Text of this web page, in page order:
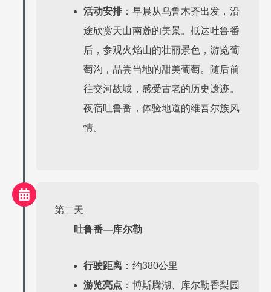
活动安排：早晨从乌鲁木齐出发，沿
途欣赏天山南麓的美景。抵达吐鲁番
后，参观火焰山的壮丽景色，游览葡
萄沟，品尝当地的甜美葡萄。随后前
往交河故城，感受古老的历史遗迹。
夜宿吐鲁番，体验地道的维吾尔族风
情。
第二天
吐鲁番—库尔勒
行驶距离 ：约380公里
游览亮点 ：博斯腾湖、库尔勒香梨园